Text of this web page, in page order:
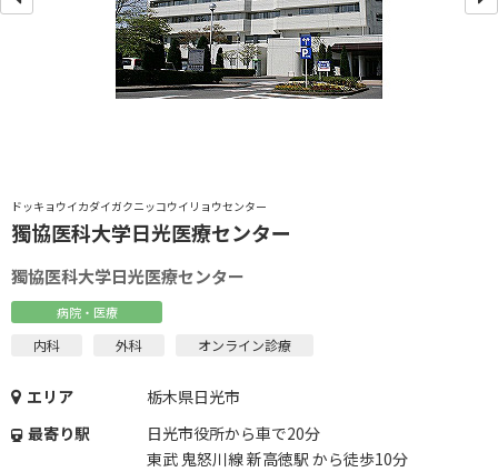
ドッキョウイカダイガクニッコウイリョウセンター
獨協医科大学日光医療センター
獨協医科大学日光医療センター
病院・医療
内科 外科 オンライン診療
エリア
栃木県日光市
最寄り駅
日光市役所から車で20分
東武 鬼怒川線 新高徳駅 から徒歩10分